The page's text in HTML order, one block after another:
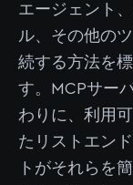
エージェント
ル、その他の
続する方法を
す。MCPサー
わりに、利用
たリストエン
トがそれらを